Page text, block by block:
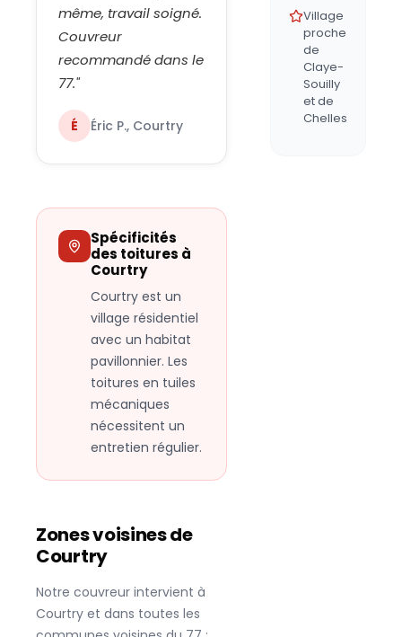
même, travail soigné.
Couvreur
recommandé dans le
77."
É Éric P., Courtry
Spécificités
des toitures à
Courtry
Courtry est un
village résidentiel
avec un habitat
pavillonnier. Les
toitures en tuiles
mécaniques
nécessitent un
entretien régulier.
Zones voisines de
Courtry
Notre couvreur intervient à
Courtry et dans toutes les
Village
proche
de
Claye-
Souilly
et de
Chelles